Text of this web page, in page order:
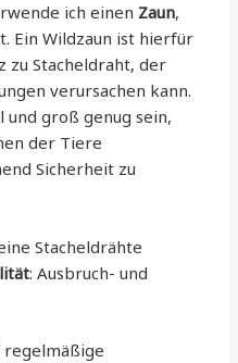
ich einen Zaun,
Ein Wildzaun ist hierfür
zu Stacheldraht, der
verursachen kann.
und groß genug sein,
der Tiere
Sicherheit zu
Stacheldrähte
: Ausbruch- und
regelmäßige